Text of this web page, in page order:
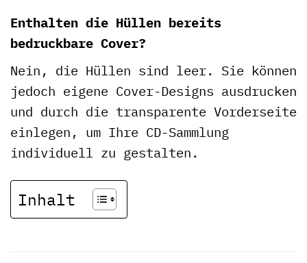
Enthalten die Hüllen bereits
bedruckbare Cover?
Nein, die Hüllen sind leer. Sie können
jedoch eigene Cover-Designs ausdrucken
und durch die transparente Vorderseite
einlegen, um Ihre CD-Sammlung
individuell zu gestalten.
Inhalt